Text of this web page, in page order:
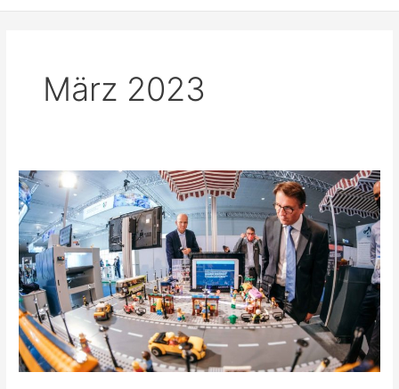
März 2023
Das
Mittelstand-
Digital
Zentrum
Ruhr-
OWL
auf
der
Hannover
Messe
2023